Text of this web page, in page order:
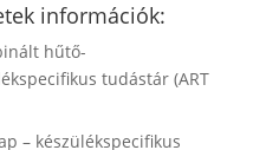
információk:
hűtő-
tudástár (ART
– készülékspecifikus